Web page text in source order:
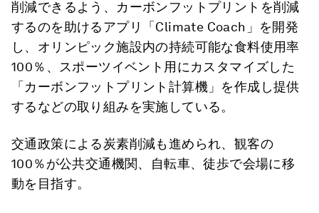
削減できるよう、カーボンフットプリントを削減
するのを助けるアプリ「Climate Coach」を開発
し、オリンピック施設内の持続可能な食料使用率
100％、スポーツイベント用にカスタマイズした
「カーボンフットプリント計算機」を作成し提供
するなどの取り組みを実施している。
交通政策による炭素削減も進められ、観客の
100％が公共交通機関、自転車、徒歩で会場に移
動を目指す。